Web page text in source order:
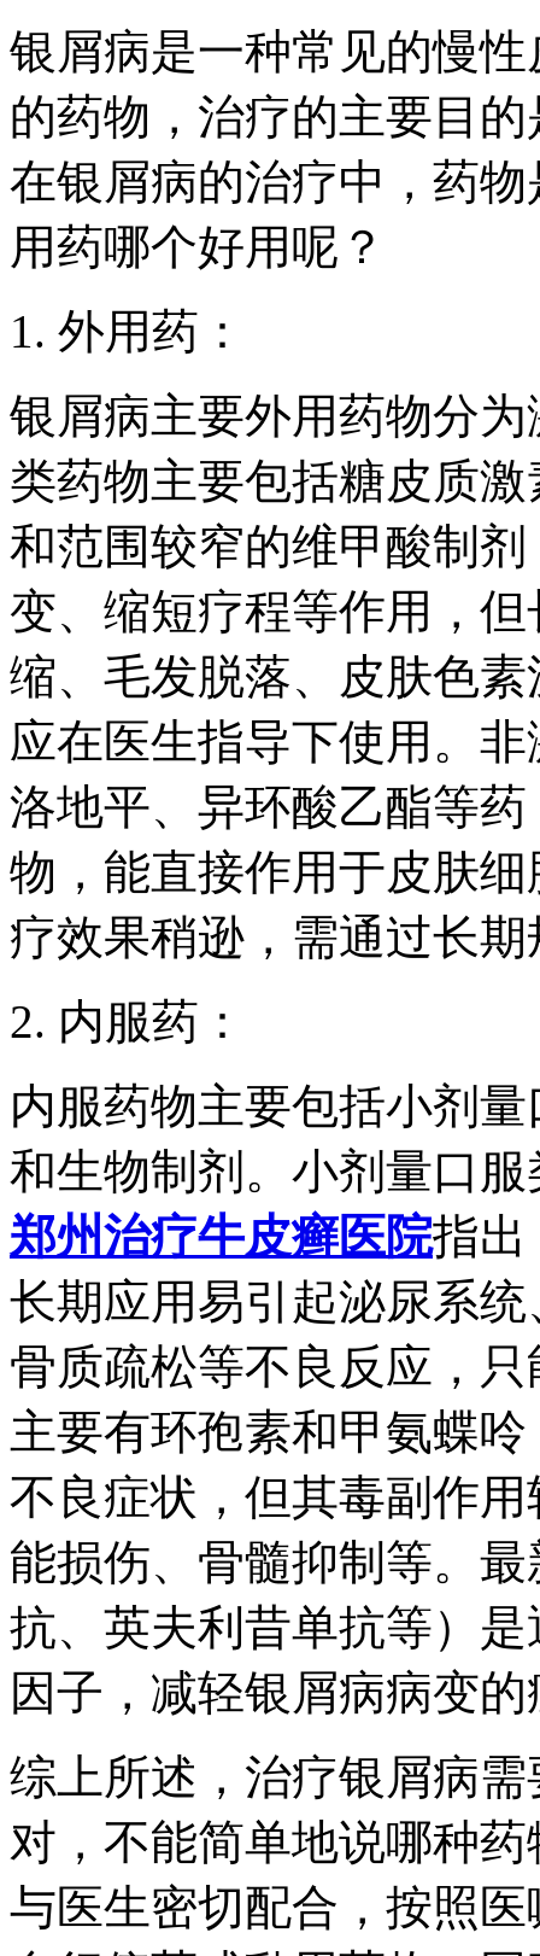
银屑病是一种常见的慢
的药物，治疗的主要目
在银屑病的治疗中，药
用药哪个好用呢？
1. 外用药：
银屑病主要外用药物分
类药物主要包括糖皮质
和范围较窄的维甲酸制
变、缩短疗程等作用，
缩、毛发脱落、皮肤色
应在医生指导下使用。
洛地平、异环酸乙酯等
物，能直接作用于皮肤
疗效果稍逊，需通过长
2. 内服药：
内服药物主要包括小剂
和生物制剂。小剂量口
郑州治疗牛皮癣医院指出
长期应用易引起泌尿系
骨质疏松等不良反应，
主要有环孢素和甲氨蝶
不良症状，但其毒副作
能损伤、骨髓抑制等。
抗、英夫利昔单抗等）
因子，减轻银屑病病变
综上所述，治疗银屑病
对，不能简单地说哪种
与医生密切配合，按照